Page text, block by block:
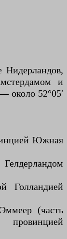
Нидерландов,
и
около 52°05′
Южная
Голландией
(часть
провинцией